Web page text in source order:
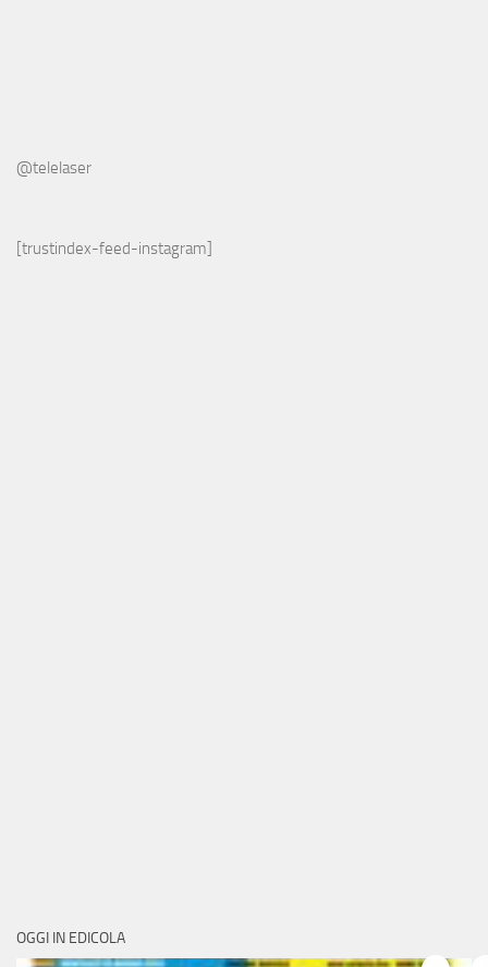
@telelaser
[trustindex-feed-instagram]
OGGI IN EDICOLA